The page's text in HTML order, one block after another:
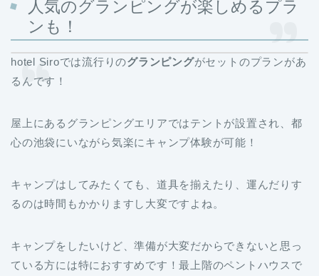
人気のグランピングが楽しめるプラ
ンも！
hotel Siroでは流行りのグランピングがセットのプランがあ
るんです！
屋上にあるグランピングエリアではテントが設置され、都
心の池袋にいながら気楽にキャンプ体験が可能！
キャンプはしてみたくても、道具を揃えたり、運んだりす
るのは時間もかかりますし大変ですよね。
キャンプをしたいけど、準備が大変だからできないと思っ
ている方には特におすすめです！最上階のペントハウスで